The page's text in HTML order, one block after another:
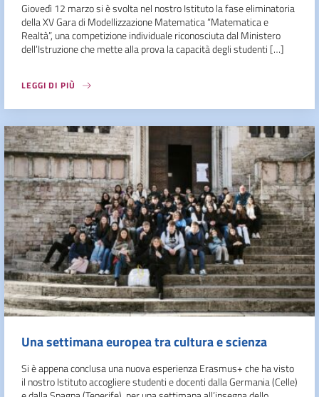
Giovedì 12 marzo si è svolta nel nostro Istituto la fase eliminatoria
della XV Gara di Modellizzazione Matematica “Matematica e
Realtà”, una competizione individuale riconosciuta dal Ministero
dell’Istruzione che mette alla prova la capacità degli studenti […]
LEGGI DI PIÙ
Una settimana europea tra cultura e scienza
Si è appena conclusa una nuova esperienza Erasmus+ che ha visto
il nostro Istituto accogliere studenti e docenti dalla Germania (Celle)